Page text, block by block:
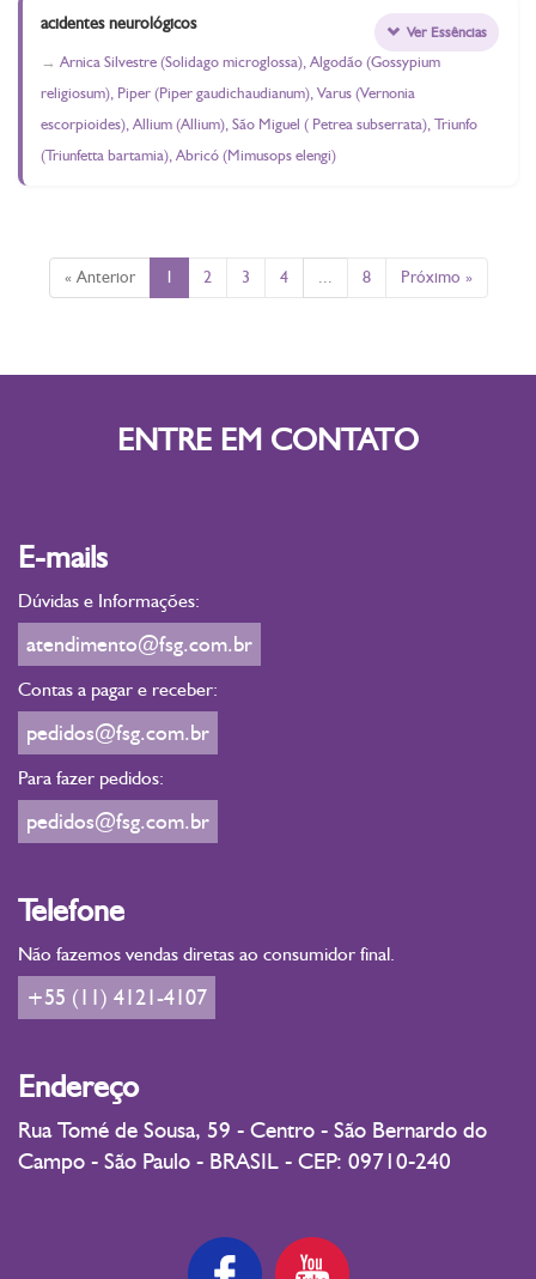
acidentes neurológicos
Arnica Silvestre (Solidago microglossa), Algodão (Gossypium
religiosum), Piper (Piper gaudichaudianum), Varus (Vernonia
escorpioides), Allium (Allium), São Miguel ( Petrea subserrata), Triunfo
(Triunfetta bartamia), Abricó (Mimusops elengi)
Ver Essências
« Anterior 1 2 3 4 ... 8 Próximo »
ENTRE EM CONTATO
E-mails
Dúvidas e Informações:
atendimento@fsg.com.br
Contas a pagar e receber:
pedidos@fsg.com.br
Para fazer pedidos:
pedidos@fsg.com.br
Telefone
Não fazemos vendas diretas ao consumidor final.
+55 (11) 4121-4107
Endereço
Rua Tomé de Sousa, 59 - Centro - São Bernardo do
Campo - São Paulo - BRASIL - CEP: 09710-240